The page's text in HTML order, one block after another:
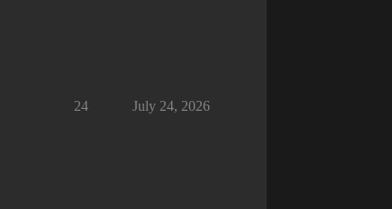
24 July 24, 2026